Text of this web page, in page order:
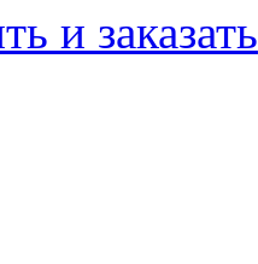
и заказать